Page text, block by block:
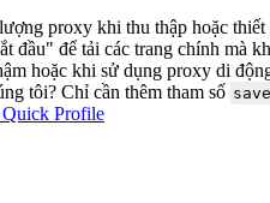
proxy khi thu thập hoặc
đầu" để tải các trang chính mà
hoặc khi sử dụng proxy di
tôi? Chỉ cần thêm tham số
Quick Profile